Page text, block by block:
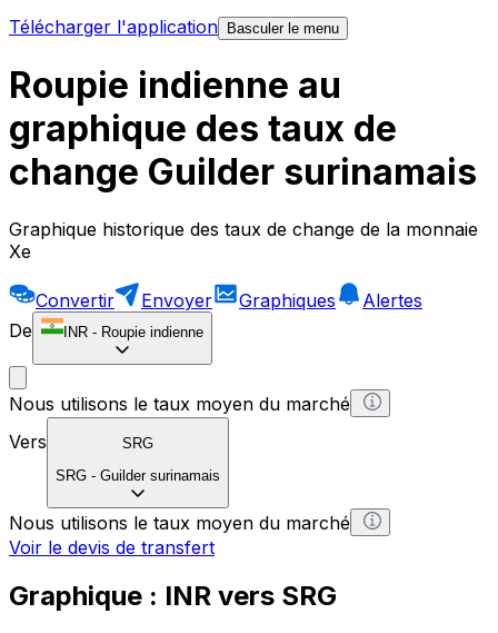
Télécharger l'application
Basculer le menu
Roupie indienne au
graphique des taux de
change Guilder surinamais
Graphique historique des taux de change de la monnaie
Xe
Convertir Envoyer Graphiques
Alertes
De
INR - Roupie indienne
Nous utilisons le taux moyen du marché
Vers
SRG
SRG - Guilder surinamais
Nous utilisons le taux moyen du marché
Voir le devis de transfert
Graphique : INR vers SRG